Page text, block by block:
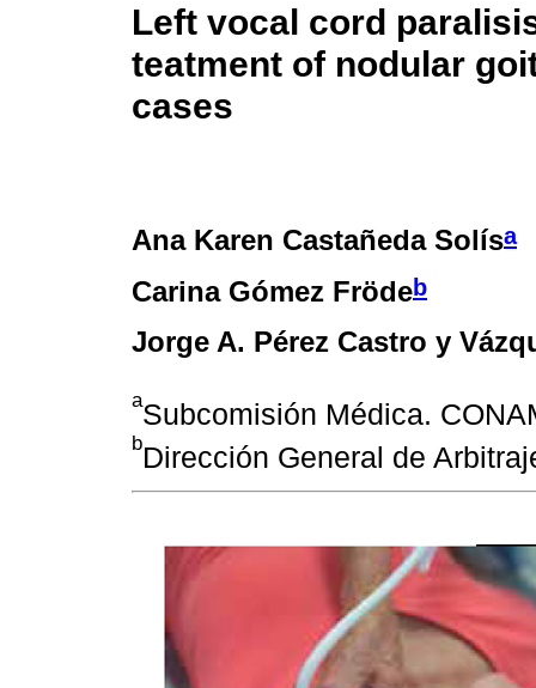
Left vocal cord
teatment of nodular
cases
Ana Karen Castañeda Solísa
Carina Gómez Frödeb
Jorge A. Pérez Castro y
aSubcomisión Médica.
bDirección General de